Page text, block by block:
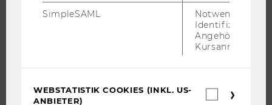
EVENTS ARCHIV
JOBS
SimpleSAML
Notwendig zur
Identifizierung
Angehörige/r für
Kursanmeldung.
WEBSTATISTIK COOKIES (INKL. US-
ANBIETER)